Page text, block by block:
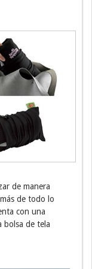
de manera
de todo lo
con una
bolsa de tela